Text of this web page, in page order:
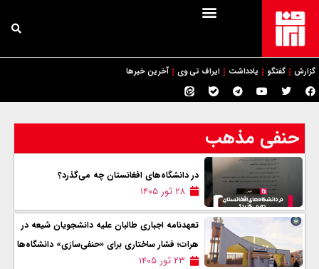
گزارش گفتگو یادداشت ایراف تی وی آخرین خبرها
حنفی مذهب
در دانشگاه‌های افغانستان چه می‌گذرد؟
۲۸ ثور ۱۴۰۵
تعهدنامه اجباری طالبان علیه دانشجویان شیعه در
هرات؛ فشار ساختاری برای «حنفی‌سازی» دانشگاه‌ها
۲۳ ثور ۱۴۰۵